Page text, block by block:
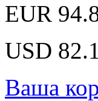
EUR
USD
Ваша